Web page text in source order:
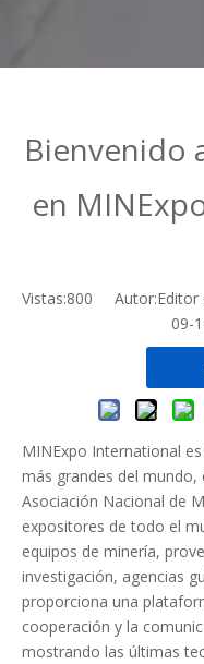
Bienvenido
en
Vistas:800 Autor:Editor
09-
MINExpo International
más grandes del
Asociación Nacional de
expositores de todo el
equipos de minería,
investigación, agencias
proporciona una
cooperación y la
mostrando las últimas